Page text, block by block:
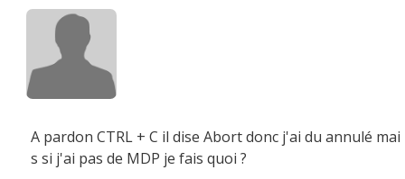
A pardon CTRL + C il dise Abort donc j'ai du annulé mai
s si j'ai pas de MDP je fais quoi ?